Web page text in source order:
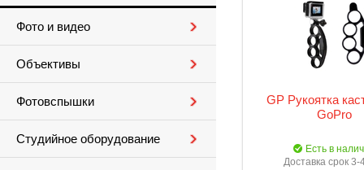
Фото и видео
Объективы
Фотовспышки
Студийное оборудование
GP Рукоятка
GoPro
Есть в
Доставка срок 3-